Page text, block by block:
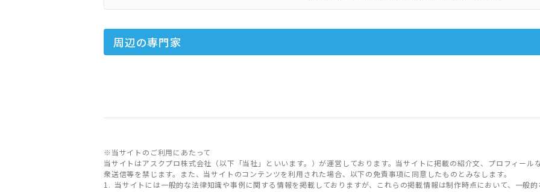
周辺の専門家
※当サイトのご利用にあたって
当サイトはアスクプロ株式会社（以下「当社」といいます。）が運営しております。当サイトに掲載の紹介文、プロフィール
衆送信等を禁じます。また、当サイトのコンテンツを利用された場合、以下の免責事項に同意したものとみなします。
当サイトには一般的な法律知識や事例に関する情報を掲載しておりますが、これらの掲載情報は制作時点において、一般